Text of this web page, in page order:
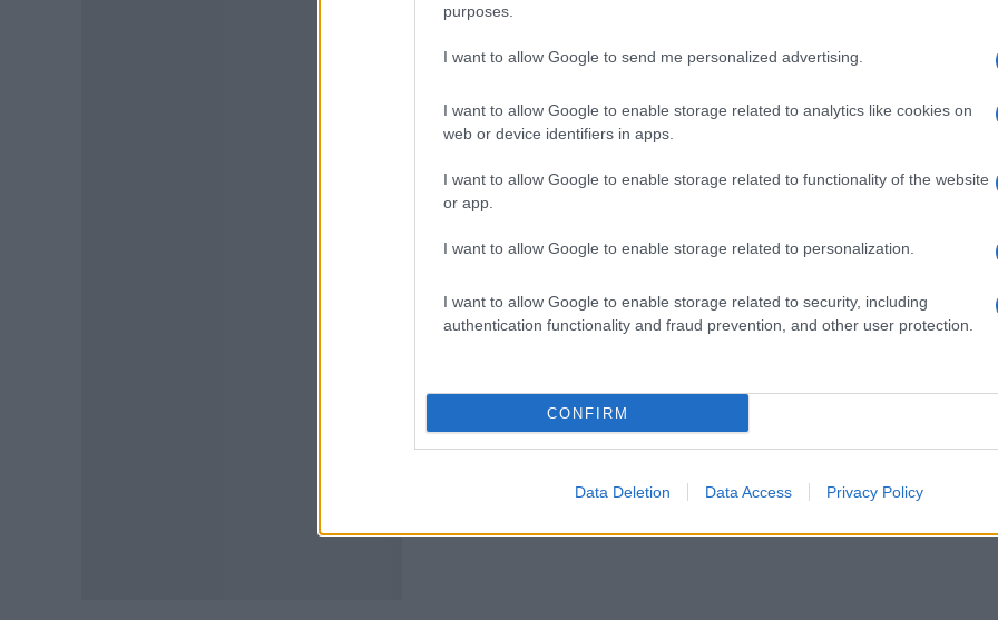
purposes.
I want to allow Google to send me personalized advertising.
I want to allow Google to enable storage related to analytics like cookies on
web or device identifiers in apps.
I want to allow Google to enable storage related to functionality of the website
or app.
I want to allow Google to enable storage related to personalization.
I want to allow Google to enable storage related to security, including
authentication functionality and fraud prevention, and other user protection.
CONFIRM
Data Deletion Data Access Privacy Policy
Την
εκσυγχρονίζει
βελτιώνεται
{ad} Στο πλαίσιο
04/10/2020 -